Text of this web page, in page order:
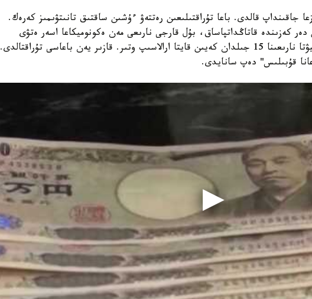
كولەمى 2 پايىزعا جاقىنداپ قالدى. باعا تۇراقتىلىعىن رەتتەۋ ءۇشىن ساقتىق تانىتۋىمىز كەرەك.
كەزىندە قاتاڭداتپاساق، بۇل قارجى نارىعى مەن ەكونوميكاعا اسەر ەتۋى
مۇمكىن. ا ق ش جاپونيانىڭ ۆاليۋتا نارىعىنا 15 جىلدان كەيىن قايتا ارالاسىپ وتىر. قازىر يەن باعاسى تۇراقتالدى.
عانا قۇبىلىس" دەپ سانايدى.